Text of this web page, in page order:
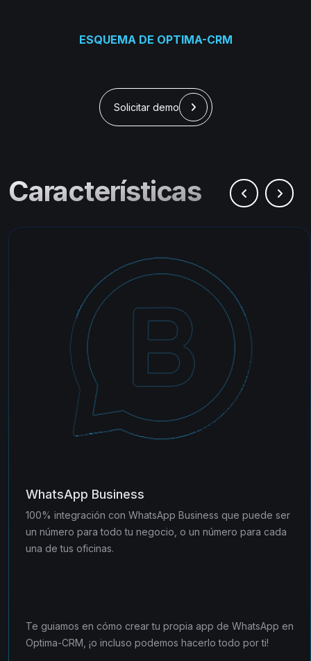
ESQUEMA DE OPTIMA-CRM
Solicitar demo
Características
WhatsApp Business
100% integración con WhatsApp Business que puede ser
un número para todo tu negocio, o un número para cada
una de tus oficinas.
Te guiamos en cómo crear tu propia app de WhatsApp en
Optima-CRM, ¡o incluso podemos hacerlo todo por ti!